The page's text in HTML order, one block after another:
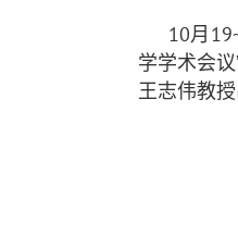
10月
学学术会
王志伟教